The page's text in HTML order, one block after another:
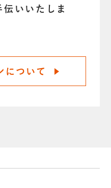
伝いいたしま
について